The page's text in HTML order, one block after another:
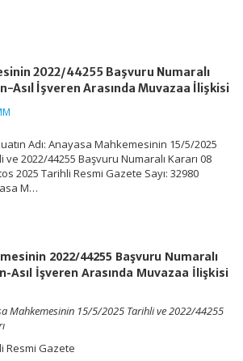
2022/44255 Başvuru Numaralı
Asıl İşveren Arasında Muvazaa İlişkisi
Adı: Anayasa Mahkemesinin 15/5/2025
ve 2022/44255 Başvuru Numaralı Kararı 08
2025 Tarihli Resmi Gazete Sayı: 32980
M…
2022/44255 Başvuru Numaralı
Asıl İşveren Arasında Muvazaa İlişkisi
Mahkemesinin 15/5/2025 Tarihli ve 2022/44255
Resmi Gazete